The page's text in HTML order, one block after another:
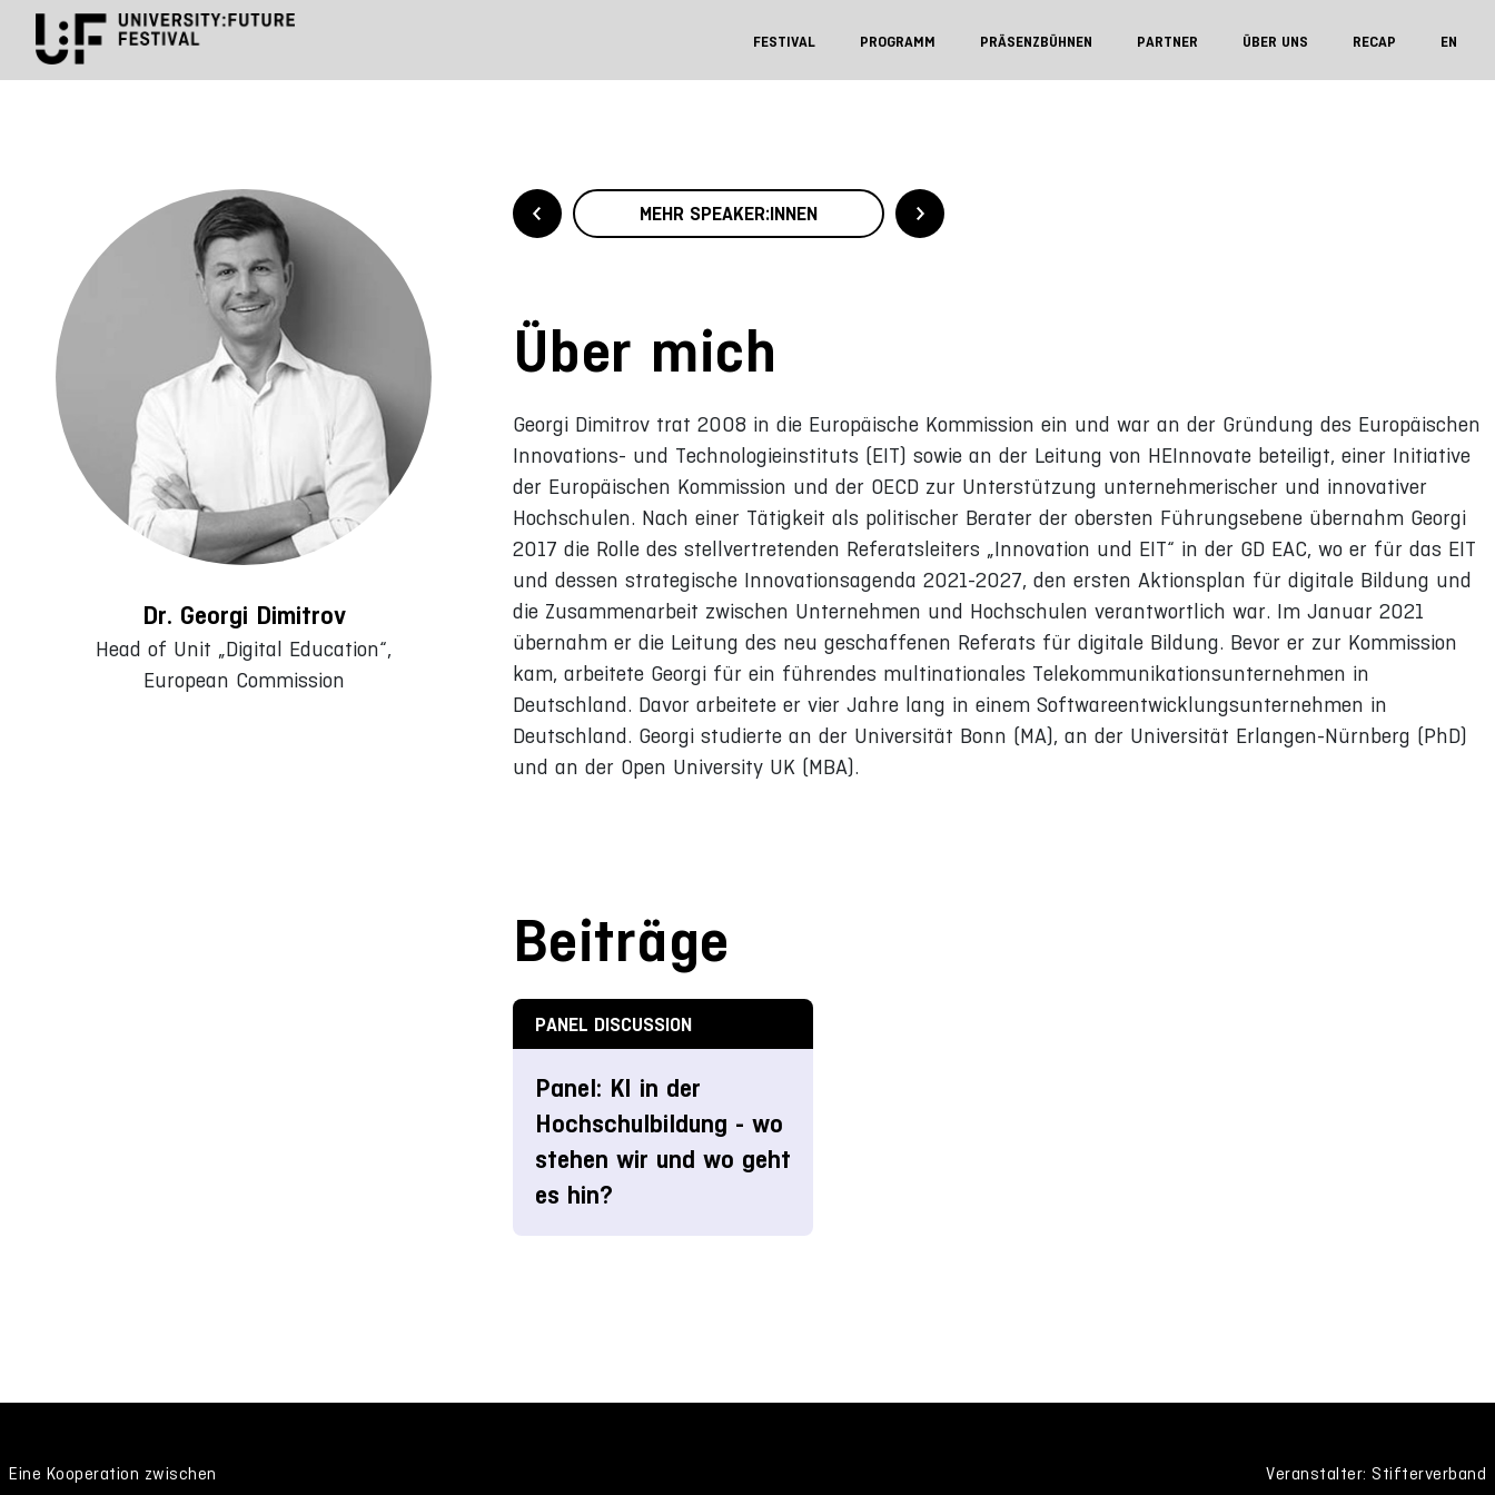
FESTIVAL PROGRAMM PRÄSENZBÜHNEN PARTNER ÜBER UNS RECAP EN
Dr. Georgi Dimitrov
Head of Unit „Digital Education“,
European Commission
MEHR SPEAKER:INNEN
Über mich
Georgi Dimitrov trat 2008 in die Europäische Kommission ein und war an der Gründung des Europäischen
Innovations- und Technologieinstituts (EIT) sowie an der Leitung von HEInnovate beteiligt, einer Initiative
der Europäischen Kommission und der OECD zur Unterstützung unternehmerischer und innovativer
Hochschulen. Nach einer Tätigkeit als politischer Berater der obersten Führungsebene übernahm Georgi
2017 die Rolle des stellvertretenden Referatsleiters „Innovation und EIT“ in der GD EAC, wo er für das EIT
und dessen strategische Innovationsagenda 2021-2027, den ersten Aktionsplan für digitale Bildung und
die Zusammenarbeit zwischen Unternehmen und Hochschulen verantwortlich war. Im Januar 2021
übernahm er die Leitung des neu geschaffenen Referats für digitale Bildung. Bevor er zur Kommission
kam, arbeitete Georgi für ein führendes multinationales Telekommunikationsunternehmen in
Deutschland. Davor arbeitete er vier Jahre lang in einem Softwareentwicklungsunternehmen in
Deutschland. Georgi studierte an der Universität Bonn (MA), an der Universität Erlangen-Nürnberg (PhD)
und an der Open University UK (MBA).
Beiträge
PANEL DISCUSSION
Panel: KI in der
Hochschulbildung - wo
stehen wir und wo geht
es hin?
Eine Kooperation zwischen Veranstalter: Stifterverband